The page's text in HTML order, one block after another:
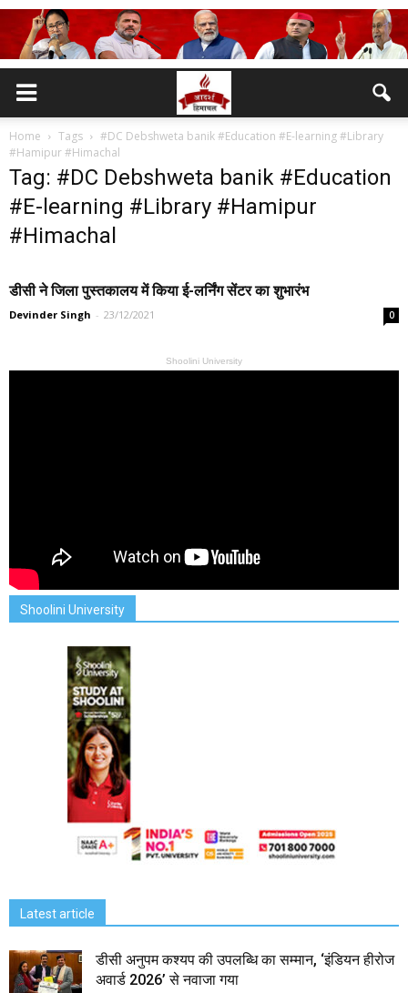
Home Tags
#DC Debshweta banik #Education #E-learning #Library
#Hamipur #Himachal
Tag: #DC Debshweta banik #Education
#E-learning #Library #Hamipur
#Himachal
डीसी ने जिला पुस्तकालय में किया ई-लर्निंग सेंटर का शुभारंभ
Devinder Singh - 23/12/2021 0
Shoolini University
Shoolini University
Latest article
डीसी अनुपम कश्यप की उपलब्धि का सम्मान, ‘इंडियन हीरोज
अवार्ड 2026’ से नवाजा गया